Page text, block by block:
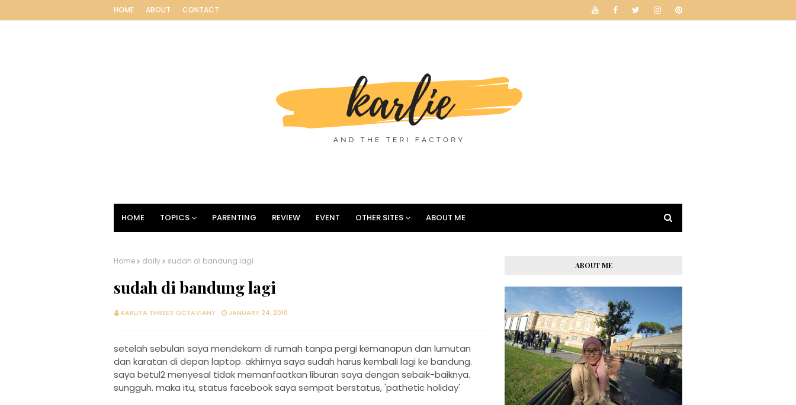
HOME ABOUT CONTACT
HOME TOPICS PARENTING REVIEW EVENT OTHER SITES ABOUT ME
Home daily sudah di bandung lagi
sudah di bandung lagi
KARLITA THREES OCTAVIANY JANUARY 24, 2010
setelah sebulan saya mendekam di rumah tanpa pergi kemanapun dan lumutan
dan karatan di depan laptop. akhirnya saya sudah harus kembali lagi ke bandung.
saya betul2 menyesal tidak memanfaatkan liburan saya dengan sebaik-baiknya.
sungguh. maka itu, status facebook saya sempat berstatus, 'pathetic holiday'
ABOUT ME